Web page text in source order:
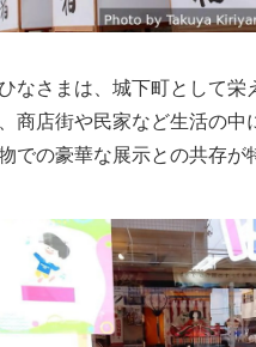
なさまは、城下町として栄
商店街や民家など生活の中
での豪華な展示との共存が